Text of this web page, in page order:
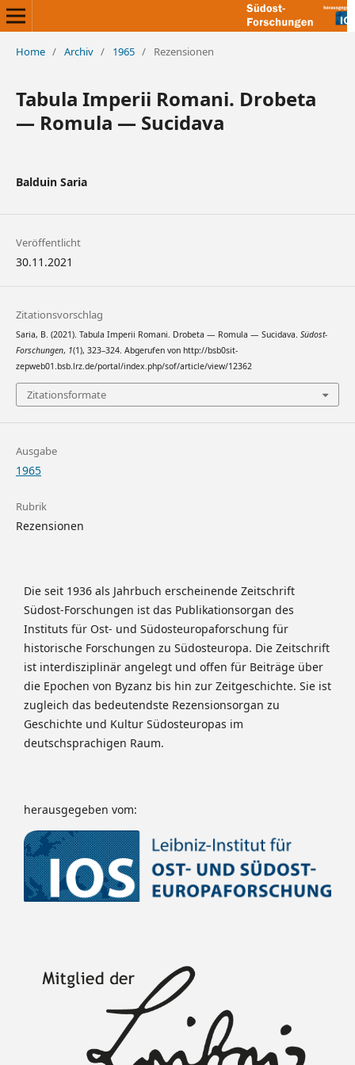
Home / Archiv / 1965 / Rezensionen
Tabula Imperii Romani. Drobeta
— Romula — Sucidava
Balduin Saria
Veröffentlicht
30.11.2021
Zitationsvorschlag
Saria, B. (2021). Tabula Imperii Romani. Drobeta — Romula — Sucidava. Südost-
Forschungen, 1(1), 323–324. Abgerufen von http://bsb0sit-
zepweb01.bsb.lrz.de/portal/index.php/sof/article/view/12362
Zitationsformate
Ausgabe
1965
Rubrik
Rezensionen
Die seit 1936 als Jahrbuch erscheinende Zeitschrift
Südost-Forschungen ist das Publikationsorgan des
Instituts für Ost- und Südosteuropaforschung für
historische Forschungen zu Südosteuropa. Die Zeitschrift
ist interdisziplinär angelegt und offen für Beiträge über
die Epochen von Byzanz bis hin zur Zeitgeschichte. Sie ist
zugleich das bedeutendste Rezensionsorgan zu
Geschichte und Kultur Südosteuropas im
deutschsprachigen Raum.
herausgegeben vom: